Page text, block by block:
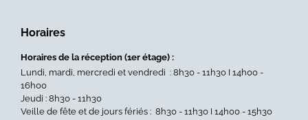
Horaires
Horaires de la réception (1er étage) :
Lundi, mardi, mercredi et vendredi : 8h30 - 11h30 I 14h00 -
16h00
Jeudi : 8h30 - 11h30
Veille de fête et de jours fériés : 8h30 - 11h30 I 14h00 - 15h30